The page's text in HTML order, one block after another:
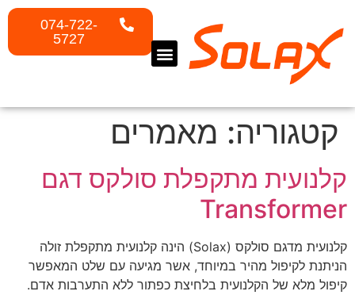
074-722-
5727
קטגוריה: מאמרים
קלנועית מתקפלת סולקס דגם
Transformer
קלנועית מדגם סולקס (Solax) הינה קלנועית מתקפלת זולה
הניתנת לקיפול מהיר במיוחד, אשר מגיעה עם שלט המאפשר
קיפול מלא של הקלנועית בלחיצת כפתור ללא התערבות אדם.